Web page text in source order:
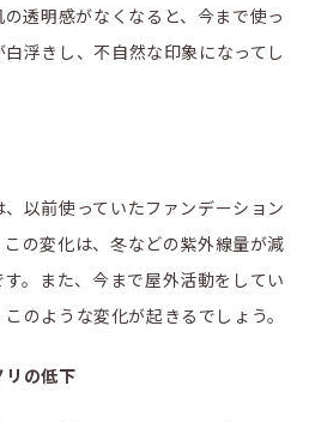
透明感がなくなると、今まで使っ
浮きし、不自然な印象になってし
以前使っていたファンデーション
の変化は、冬などの紫外線量が減
。また、今まで屋外活動をしてい
のような変化が起きるでしょう。
リの低下